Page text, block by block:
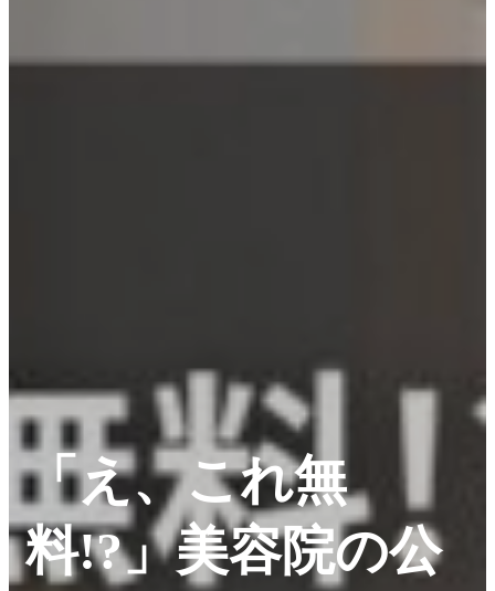
「え、これ無
料!?」美容院の公